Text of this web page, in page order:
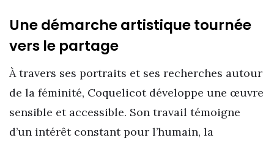
Une démarche artistique tournée
vers le partage
À travers ses portraits et ses recherches autour
de la féminité, Coquelicot développe une œuvre
sensible et accessible. Son travail témoigne
d’un intérêt constant pour l’humain, la